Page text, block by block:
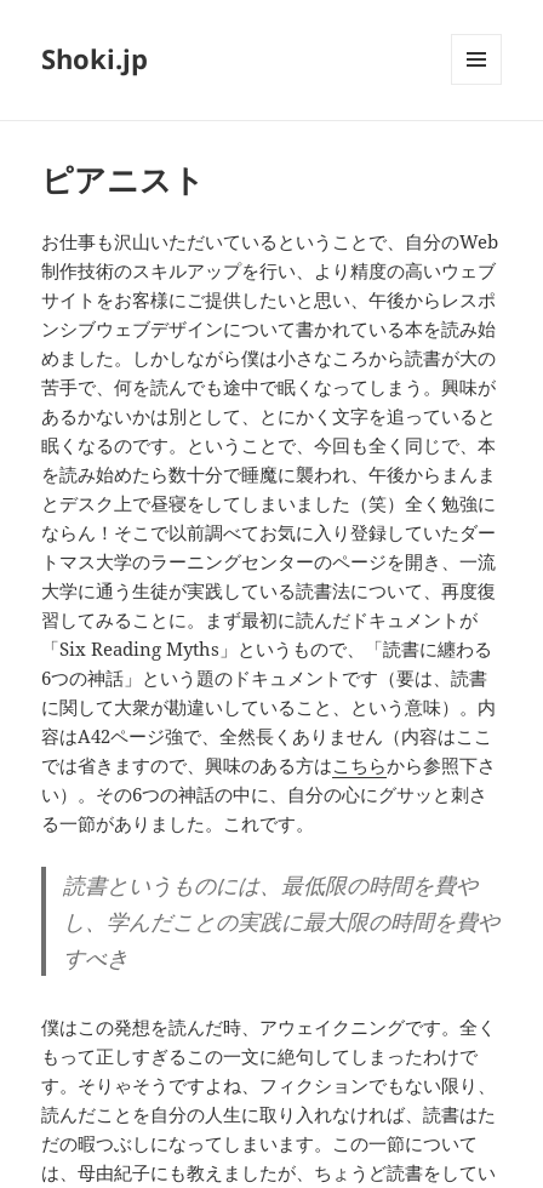
Shoki.jp
ピアニスト
お仕事も沢山いただいているということで、自分のWeb
制作技術のスキルアップを行い、より精度の高いウェブ
サイトをお客様にご提供したいと思い、午後からレスポ
ンシブウェブデザインについて書かれている本を読み始
めました。しかしながら僕は小さなころから読書が大の
苦手で、何を読んでも途中で眠くなってしまう。興味が
あるかないかは別として、とにかく文字を追っていると
眠くなるのです。ということで、今回も全く同じで、本
を読み始めたら数十分で睡魔に襲われ、午後からまんま
とデスク上で昼寝をしてしまいました（笑）全く勉強に
ならん！そこで以前調べてお気に入り登録していたダー
トマス大学のラーニングセンターのページを開き、一流
大学に通う生徒が実践している読書法について、再度復
習してみることに。まず最初に読んだドキュメントが
「Six Reading Myths」というもので、「読書に纏わる
6つの神話」という題のドキュメントです（要は、読書
に関して大衆が勘違いしていること、という意味）。内
容はA42ページ強で、全然長くありません（内容はここ
では省きますので、興味のある方はこちらから参照下さ
い）。その6つの神話の中に、自分の心にグサッと刺さ
る一節がありました。これです。
読書というものには、最低限の時間を費や
し、学んだことの実践に最大限の時間を費や
すべき
僕はこの発想を読んだ時、アウェイクニングです。全く
もって正しすぎるこの一文に絶句してしまったわけで
す。そりゃそうですよね、フィクションでもない限り、
読んだことを自分の人生に取り入れなければ、読書はた
だの暇つぶしになってしまいます。この一節について
は、母由紀子にも教えましたが、ちょうど読書をしてい